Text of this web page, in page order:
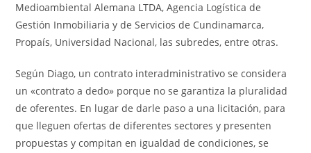
Medioambiental Alemana LTDA, Agencia Logística de
Gestión Inmobiliaria y de Servicios de Cundinamarca,
Propaís, Universidad Nacional, las subredes, entre otras.
Según Diago, un contrato interadministrativo se considera
un «contrato a dedo» porque no se garantiza la pluralidad
de oferentes. En lugar de darle paso a una licitación, para
que lleguen ofertas de diferentes sectores y presenten
propuestas y compitan en igualdad de condiciones, se